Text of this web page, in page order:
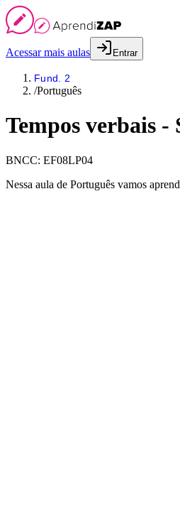
Acessar mais aulas Entrar
Fund. 2
/Português
Tempos verbais
BNCC: EF08LP04
Nessa aula de Português vamos